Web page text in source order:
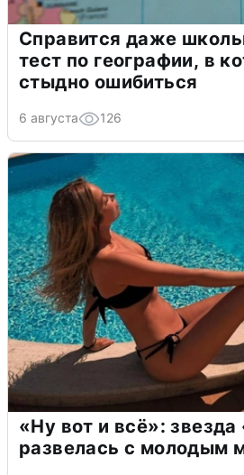
Справится даже
тест по географии, в
стыдно ошибиться
6 августа 126
«Ну вот и всё»:
развелась с молодым